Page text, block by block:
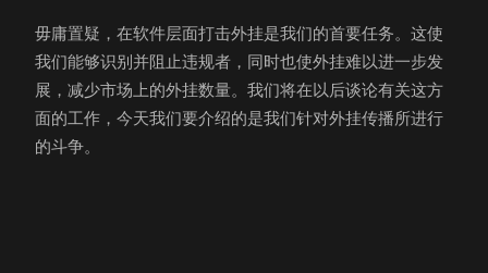
毋庸置疑，在软件层面打击外挂是我们的首要任务。这使
我们能够识别并阻止违规者，同时也使外挂难以进一步发
展，减少市场上的外挂数量。我们将在以后谈论有关这方
面的工作，今天我们要介绍的是我们针对外挂传播所进行
的斗争。